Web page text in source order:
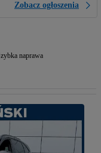
Zobacz ogłoszenia
naprawa